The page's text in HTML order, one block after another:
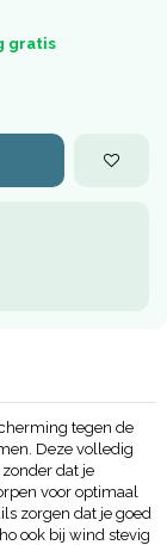
gratis
tegen de
Deze volledig
dat je
voor optimaal
zorgen dat je goed
ook bij wind stevig